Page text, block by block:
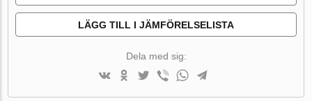
LÄGG TILL I JÄMFÖRELSELISTA
Dela med sig: